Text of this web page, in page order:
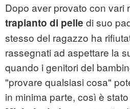
Dopo aver provato con vari
trapianto di pelle di suo
stesso del ragazzo ha
rassegnati ad aspettare la
quando i genitori del
"provare qualsiasi cosa"
in minima parte, così è